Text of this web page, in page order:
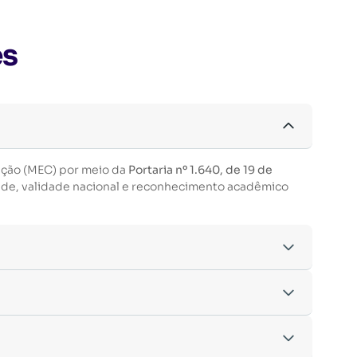
(MEC) por meio da Portaria nº 1.640, de 19 de
validade nacional e reconhecimento acadêmico
com os critérios estabelecidos pelo